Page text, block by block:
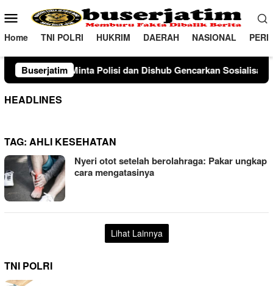
ke
konten
Menu
Mobile
Home TNI POLRI HUKRIM DAERAH NASIONAL
Buserjatim
Polisi dan Dishub Gencarkan Sosialisasi Edukasi Berkendara
HEADLINES
TAG: AHLI KESEHATAN
Nyeri otot setelah berolahraga: Pakar ungkap
cara mengatasinya
Lihat Lainnya
TNI POLRI